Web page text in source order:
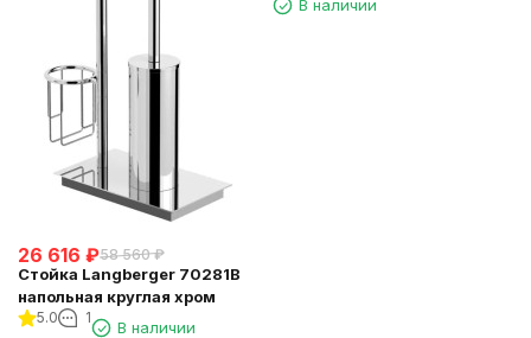
26 616 ₽58 560 ₽
Стойка Langberger 70281B
напольная круглая хром
5.0 1
В наличии
В наличии